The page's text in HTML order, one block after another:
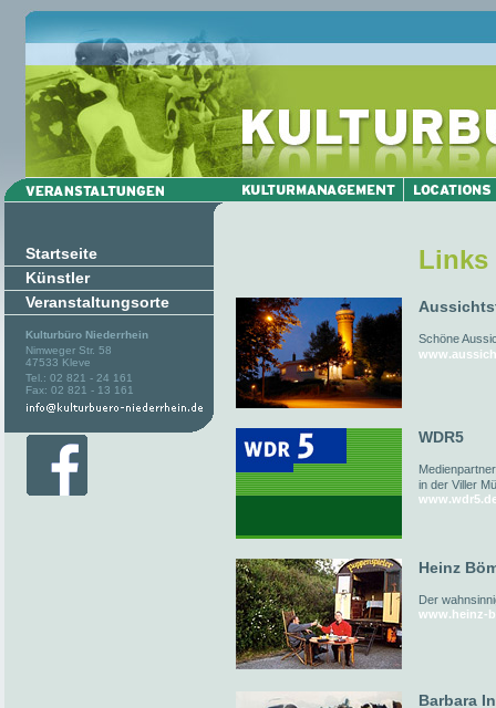
Startseite
Künstler
Veranstaltungsorte
Kulturbüro Niederrhein
Nimweger Str. 58
47533 Kleve
Tel.: 02 821 - 24 161
Fax: 02 821 - 13 161
Links
Schöne
WDR5
in der Viller
Heinz
Der
www.heinz-
Barbara